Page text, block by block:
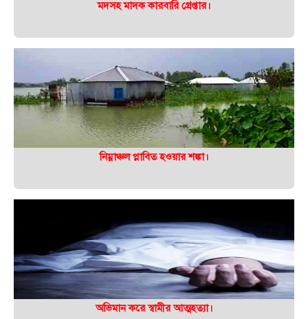
মদসহ মাদক কারবারি গ্রেপ্তার।
নিম্নাঞ্চল প্লাবিত হওয়ার শঙ্কা।
অভিমান করে স্বামীর আত্মহত্যা।